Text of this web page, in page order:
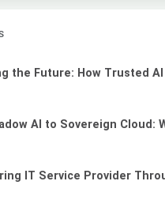
the Future: How Trusted
AI to Sovereign
IT Service Provider